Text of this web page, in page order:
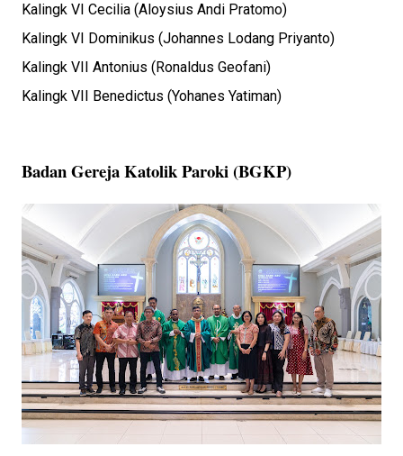
Kalingk VI Cecilia (Aloysius Andi Pratomo)
Kalingk VI Dominikus (Johannes Lodang Priyanto)
Kalingk VII Antonius (Ronaldus Geofani)
Kalingk VII Benedictus (Yohanes Yatiman)
Badan Gereja Katolik Paroki (BGKP)